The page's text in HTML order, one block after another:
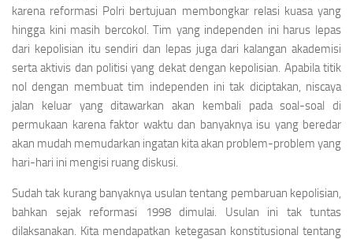
karena reformasi Polri bertujuan membongkar relasi kuasa yang
hingga kini masih bercokol. Tim yang independen ini harus lepas
dari kepolisian itu sendiri dan lepas juga dari kalangan akademisi
serta aktivis dan politisi yang dekat dengan kepolisian. Apabila titik
nol dengan membuat tim independen ini tak diciptakan, niscaya
jalan keluar yang ditawarkan akan kembali pada soal-soal di
permukaan karena faktor waktu dan banyaknya isu yang beredar
akan mudah memudarkan ingatan kita akan problem-problem yang
hari-hari ini mengisi ruang diskusi.
Sudah tak kurang banyaknya usulan tentang pembaruan kepolisian,
bahkan sejak reformasi 1998 dimulai. Usulan ini tak tuntas
dilaksanakan. Kita mendapatkan ketegasan konstitusional tentang